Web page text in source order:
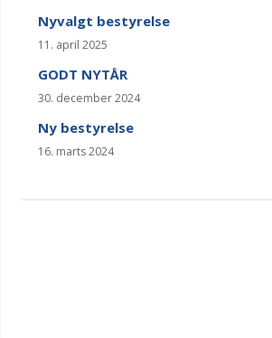
Nyvalgt bestyrelse
11. april 2025
GODT NYTÅR
30. december 2024
Ny bestyrelse
16. marts 2024